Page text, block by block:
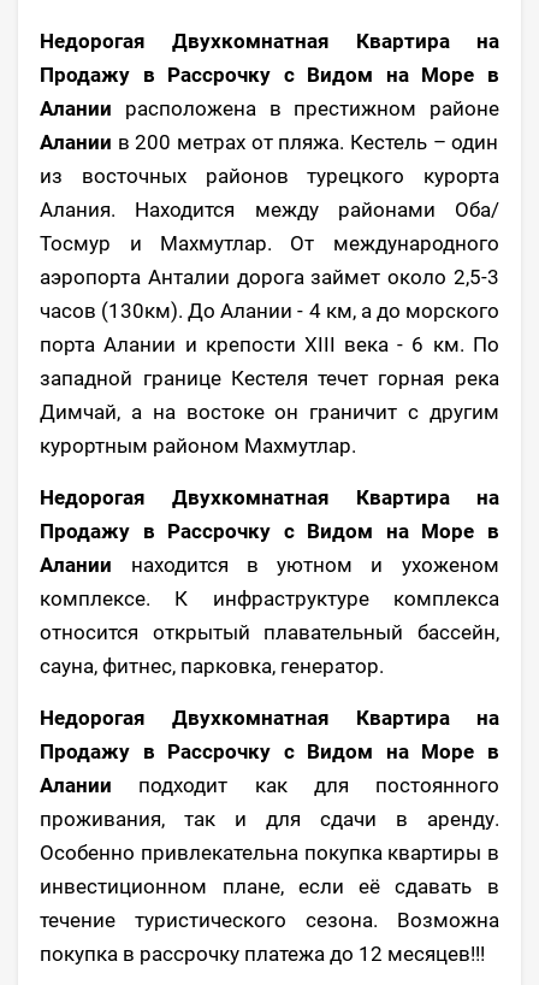
Недорогая Двухкомнатная Квартира на
Продажу в Рассрочку с Видом на Море в
Алании расположена в престижном районе
Алании в 200 метрах от пляжа. Кестель – один
из восточных районов турецкого курорта
Алания. Находится между районами Оба/
Тосмур и Махмутлар. От международного
аэропорта Анталии дорога займет около 2,5-3
часов (130км). До Алании - 4 км, а до морского
порта Алании и крепости XIII века - 6 км. По
западной границе Кестеля течет горная река
Димчай, а на востоке он граничит с другим
курортным районом Махмутлар.
Недорогая Двухкомнатная Квартира на
Продажу в Рассрочку с Видом на Море в
Алании находится в уютном и ухоженом
комплексе. К инфраструктуре комплекса
относится открытый плавательный бассейн,
сауна, фитнес, парковка, генератор.
Недорогая Двухкомнатная Квартира на
Продажу в Рассрочку с Видом на Море в
Алании подходит как для постоянного
проживания, так и для сдачи в аренду.
Особенно привлекательна покупка квартиры в
инвестиционном плане, если её сдавать в
течение туристического сезона. Возможна
покупка в рассрочку платежа до 12 месяцев!!!